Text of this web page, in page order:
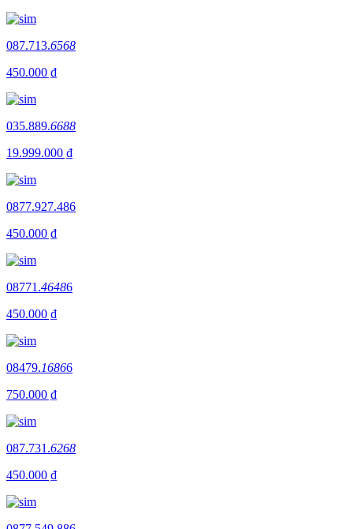
087.713.6568
450.000 ₫
035.889.6688
19.999.000 ₫
0877.927.486
450.000 ₫
08771.46486
450.000 ₫
08479.16866
750.000 ₫
087.731.6268
450.000 ₫